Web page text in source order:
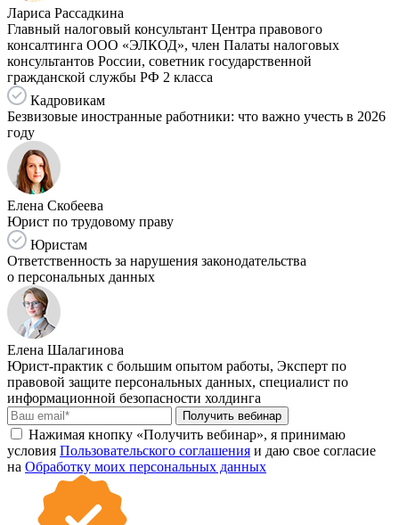
Лариса Рассадкина
Главный налоговый консультант Центра правового
консалтинга ООО «ЭЛКОД», член Палаты налоговых
консультантов России, советник государственной
гражданской службы РФ 2 класса
Кадровикам
Безвизовые иностранные работники: что важно учесть в 2026
году
Елена Скобеева
Юрист по трудовому праву
Юристам
Ответственность за нарушения законодательства
о персональных данных
Елена Шалагинова
Юрист-практик с большим опытом работы, Эксперт по
правовой защите персональных данных, специалист по
информационной безопасности холдинга
Получить вебинар
Нажимая кнопку «Получить вебинар», я принимаю
условия Пользовательского соглашения и даю свое согласие
на Обработку моих персональных данных